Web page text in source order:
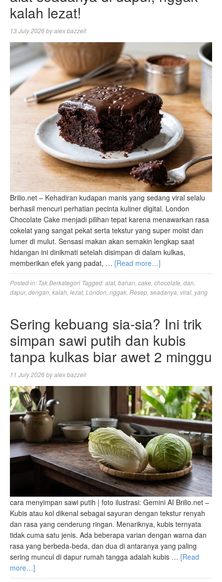
kalah lezat!
13 July 2026byalex bazzell
Brilio.net – Kehadiran kudapan manis yang sedang viral selalu
berhasil mencuri perhatian pecinta kuliner digital. London
Chocolate Cake menjadi pilihan tepat karena menawarkan rasa
cokelat yang sangat pekat serta tekstur yang super moist dan
lumer di mulut. Sensasi makan akan semakin lengkap saat
hidangan ini dinikmati setelah disimpan di dalam kulkas,
memberikan efek yang padat, … [Read more…]
Posted in: Tak Berkategori Tagged:alat, bahan cake chocolate dan
dapur, dengan kalah lezat, London nggak Resep seadanya viral yang
Sering kebuang sia-sia? Ini trik
simpan sawi putih dan kubis
tanpa kulkas biar awet 2 minggu
11 July 2026byalex bazzell
cara menyimpan sawi putih | foto ilustrasi: Gemini AI Brilio.net –
Kubis atau kol dikenal sebagai sayuran dengan tekstur renyah
dan rasa yang cenderung ringan. Menariknya, kubis ternyata
tidak cuma satu jenis. Ada beberapa varian dengan warna dan
rasa yang berbeda-beda, dan dua di antaranya yang paling
sering muncul di dapur rumah tangga adalah kubis … [Read
more…]